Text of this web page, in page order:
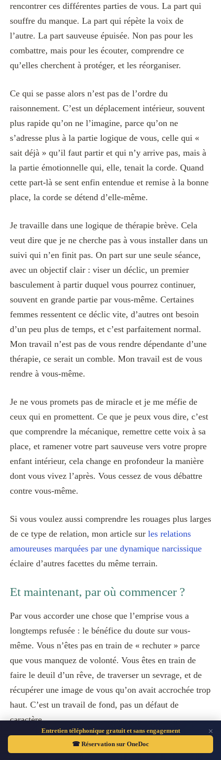
rencontrer ces différentes parties de vous. La part qui
souffre du manque. La part qui répète la voix de
l’autre. La part sauveuse épuisée. Non pas pour les
combattre, mais pour les écouter, comprendre ce
qu’elles cherchent à protéger, et les réorganiser.
Ce qui se passe alors n’est pas de l’ordre du
raisonnement. C’est un déplacement intérieur, souvent
plus rapide qu’on ne l’imagine, parce qu’on ne
s’adresse plus à la partie logique de vous, celle qui «
sait déjà » qu’il faut partir et qui n’y arrive pas, mais à
la partie émotionnelle qui, elle, tenait la corde. Quand
cette part-là se sent enfin entendue et remise à la bonne
place, la corde se détend d’elle-même.
Je travaille dans une logique de thérapie brève. Cela
veut dire que je ne cherche pas à vous installer dans un
suivi qui n’en finit pas. On part sur une seule séance,
avec un objectif clair : viser un déclic, un premier
basculement à partir duquel vous pourrez continuer,
souvent en grande partie par vous-même. Certaines
femmes ressentent ce déclic vite, d’autres ont besoin
d’un peu plus de temps, et c’est parfaitement normal.
Mon travail n’est pas de vous rendre dépendante d’une
thérapie, ce serait un comble. Mon travail est de vous
rendre à vous-même.
Je ne vous promets pas de miracle et je me méfie de
ceux qui en promettent. Ce que je peux vous dire, c’est
que comprendre la mécanique, remettre cette voix à sa
place, et ramener votre part sauveuse vers votre propre
enfant intérieur, cela change en profondeur la manière
dont vous vivez l’après. Vous cessez de vous débattre
contre vous-même.
Si vous voulez aussi comprendre les rouages plus larges
de ce type de relation, mon article sur les relations
amoureuses marquées par une dynamique narcissique
éclaire d’autres facettes du même terrain.
Et maintenant, par où commencer ?
Par vous accorder une chose que l’emprise vous a
longtemps refusée : le bénéfice du doute sur vous-
même. Vous n’êtes pas en train de « rechuter » parce
que vous manquez de volonté. Vous êtes en train de
faire le deuil d’un rêve, de traverser un sevrage, et de
récupérer une image de vous qu’on avait accrochée trop
haut. C’est un travail de fond, pas un défaut de
caractère.
Alors soyez patiente avec la femme que vous êtes
×
Entretien téléphonique gratuit et sans engagement
☎ Réservation sur OneDoc